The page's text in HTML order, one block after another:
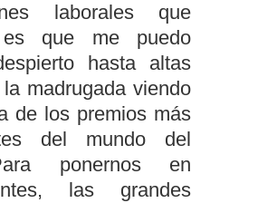
laborales que
es que me puedo
hasta altas
madrugada viendo
de los premios más
del mundo del
ponernos en
las grandes